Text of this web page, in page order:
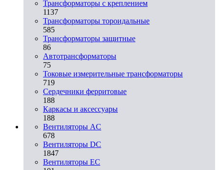
Трансформаторы с креплением
1137
Трансформаторы тороидальные
585
Трансформаторы защитные
86
Автотрансформаторы
75
Токовые измерительные трансформаторы
719
Сердечники ферритовые
188
Каркасы и аксессуары
188
Вентиляторы AC
678
Вентиляторы DC
1847
Вентиляторы EC